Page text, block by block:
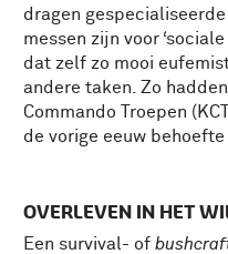
dragen
messen zijn voor
dat zelf zo mooi
andere taken. Zo
Commando Troepen
de vorige eeuw
OVERLEVEN IN HET
Een survival- of